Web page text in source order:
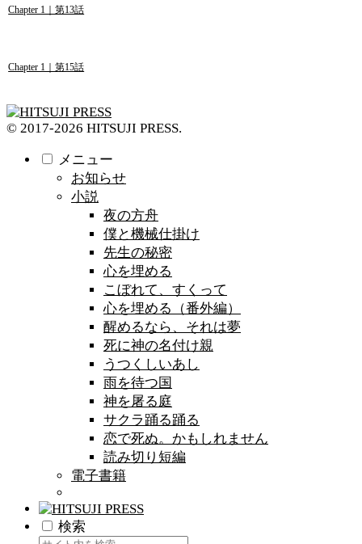
Chapter 1｜第13話
Chapter 1｜第15話
© 2017-2026 HITSUJI PRESS.
メニュー
お知らせ
小説
夜の方舟
僕と機械仕掛け
先生の秘密
心を埋める
こぼれて、すくって
心を埋める（番外編）
醒めるなら、それは夢
死に神の名付け親
うつくしいあし
雨を待つ国
神を屠る庭
サクラ踊る踊る
恋で死ぬ。かもしれません
読み切り短編
電子書籍
検索